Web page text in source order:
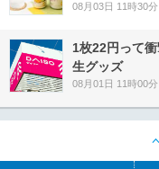
08月03日 11時30分
1枚22円って
生グッズ
08月01日 11時00分